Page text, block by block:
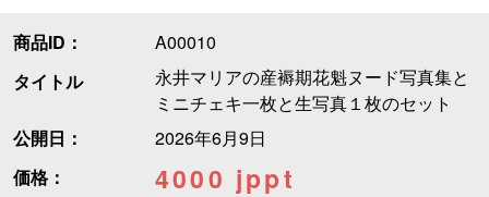
商品ID：
A00010
タイトル
永井マリアの産褥期花魁ヌード写真集と
ミニチェキ一枚と生写真１枚のセット
公開日：
2026年6月9日
価格：
4000 jppt